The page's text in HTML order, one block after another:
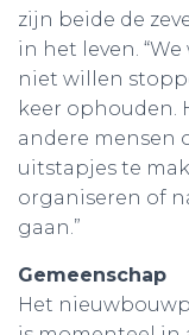
zijn beide de
in het leven.
niet willen
keer ophouden.
andere mensen
uitstapjes te
organiseren of
gaan.”
Gemeenschap
Het